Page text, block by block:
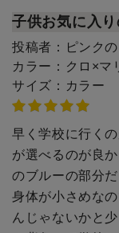
子供お気に入り
投稿者：
ピンク
カラー： クロ×マ
サイズ： カラー
早く学校に行く
が選べるのが良
のブルーの部分だ
身体が小さめな
んじゃないかと